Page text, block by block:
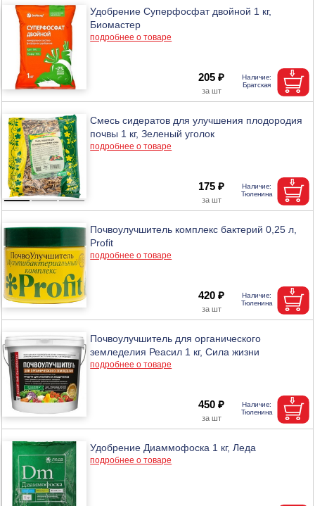
Удобрение Суперфосфат двойной 1 кг,
Биомастер
подробнее о товаре
205 ₽
Смесь сидератов для улучшения плодородия
почвы 1 кг, Зеленый уголок
подробнее о товаре
175 ₽
Почвоулучшитель комплекс бактерий 0,25 л,
Profit
подробнее о товаре
420 ₽
Почвоулучшитель для органического
земледелия Реасил 1 кг, Сила жизни
подробнее о товаре
450 ₽
Удобрение Диаммофоска 1 кг, Леда
подробнее о товаре